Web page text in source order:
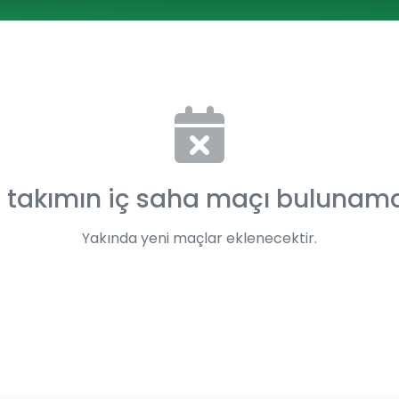
takımın iç saha maçı
Yakında yeni maçlar eklenecektir.